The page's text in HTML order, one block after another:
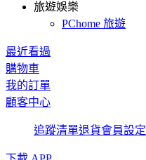
旅遊娛樂
PChome 旅遊
最近看過
購物車
我的訂單
顧客中心
追蹤清單退貨會員設定